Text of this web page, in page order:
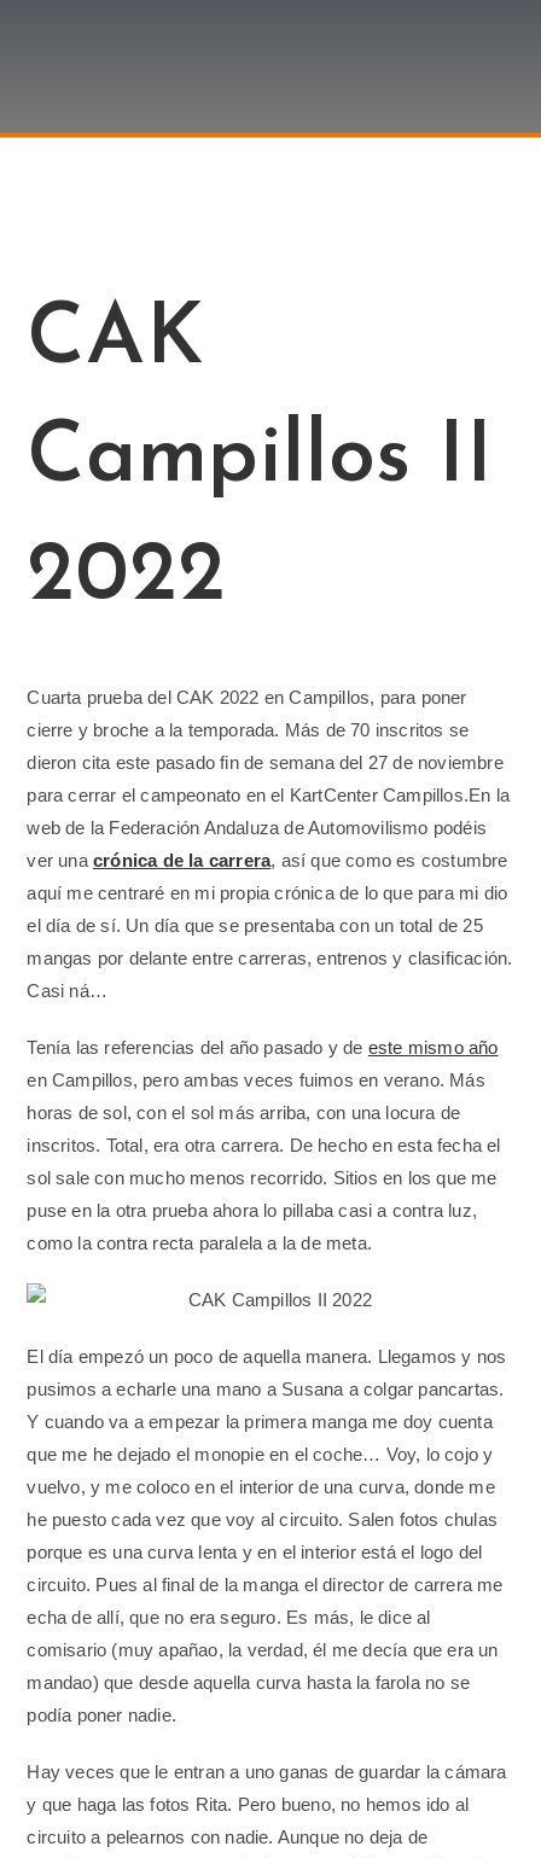
CAK
Campillos II
2022
Cuarta prueba del CAK 2022 en Campillos, para poner
cierre y broche a la temporada. Más de 70 inscritos se
dieron cita este pasado fin de semana del 27 de noviembre
para cerrar el campeonato en el KartCenter Campillos.En la
web de la Federación Andaluza de Automovilismo podéis
ver unacrónica de la carrera, así que como es costumbre
aquí me centraré en mi propia crónica de lo que para mi dio
el día de sí. Un día que se presentaba con un total de 25
mangas por delante entre carreras, entrenos y clasificación.
Casi ná…
Tenía las referencias del año pasado y de este mismo año
en Campillos, pero ambas veces fuimos en verano. Más
horas de sol, con el sol más arriba, con una locura de
inscritos. Total, era otra carrera. De hecho en esta fecha el
sol sale con mucho menos recorrido. Sitios en los que me
puse en la otra prueba ahora lo pillaba casi a contra luz,
como la contra recta paralela a la de meta.
El día empezó un poco de aquella manera. Llegamos y nos
pusimos a echarle una mano a Susana a colgar pancartas.
Y cuando va a empezar la primera manga me doy cuenta
que me he dejado el monopie en el coche… Voy, lo cojo y
vuelvo, y me coloco en el interior de una curva, donde me
he puesto cada vez que voy al circuito. Salen fotos chulas
porque es una curva lenta y en el interior está el logo del
circuito. Pues al final de la manga el director de carrera me
echa de allí, que no era seguro. Es más, le dice al
comisario (muy apañao, la verdad, él me decía que era un
mandao) que desde aquella curva hasta la farola no se
podía poner nadie.
Hay veces que le entran a uno ganas de guardar la cámara
y que haga las fotos Rita. Pero bueno, no hemos ido al
circuito a pelearnos con nadie. Aunque no deja de